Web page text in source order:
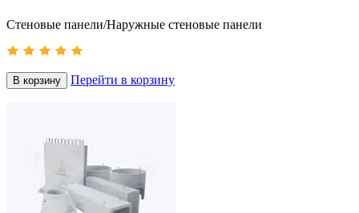
Стеновые панели/Наружные стеновые панели
В корзину Перейти в корзину